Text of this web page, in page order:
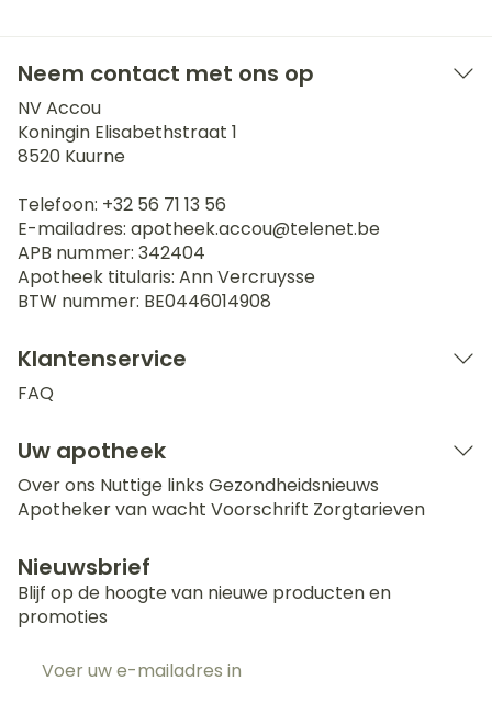
Neem contact met ons op
NV Accou
Koningin Elisabethstraat 1
8520 Kuurne
Telefoon: +32 56 71 13 56
E-mailadres: apotheek.accou@telenet.be
APB nummer: 342404
Apotheek titularis: Ann Vercruysse
BTW nummer: BE0446014908
Klantenservice
FAQ
Uw apotheek
Over ons Nuttige links Gezondheidsnieuws
Apotheker van wacht Voorschrift Zorgtarieven
Nieuwsbrief
Blijf op de hoogte van nieuwe producten en
promoties